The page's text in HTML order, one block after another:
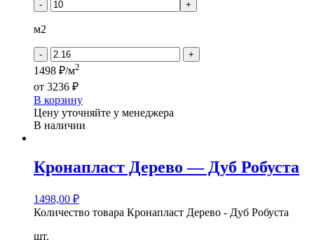
- +
м2
- +
1498 ₽/м2
от 3236 ₽
В корзину
Цену уточняйте у менеджера
В наличии
Кронапласт Дерево — Дуб Робуста
1498,00 ₽
Количество товара Кронапласт Дерево - Дуб Робуста
шт.